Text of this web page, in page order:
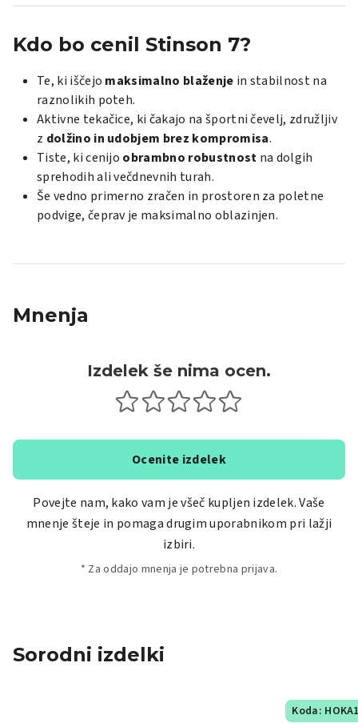
Kdo bo cenil Stinson 7?
Te, ki iščejo maksimalno blaženje in stabilnost na
raznolikih poteh.
Aktivne tekačice, ki čakajo na športni čevelj, združljiv
z dolžino in udobjem brez kompromisa.
Tiste, ki cenijo obrambno robustnost na dolgih
sprehodih ali večdnevnih turah.
Še vedno primerno zračen in prostoren za poletne
podvige, čeprav je maksimalno oblazinjen.
Mnenja
Izdelek še nima ocen.
Ocenite izdelek
Povejte nam, kako vam je všeč kupljen izdelek. Vaše
mnenje šteje in pomaga drugim uporabnikom pri lažji
izbiri.
* Za oddajo mnenja je potrebna prijava.
Sorodni izdelki
Koda: